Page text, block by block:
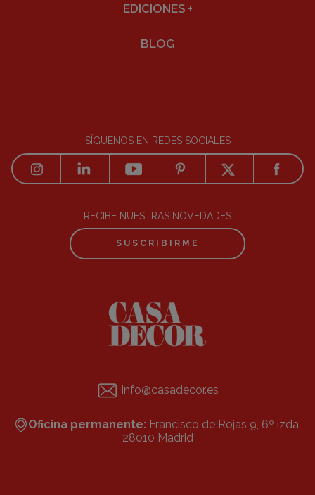
EDICIONES +
BLOG
SÍGUENOS EN REDES SOCIALES
RECIBE NUESTRAS NOVEDADES
SUSCRIBIRME
info@casadecor.es
Oficina permanente: Francisco de Rojas 9, 6º izda.
28010 Madrid